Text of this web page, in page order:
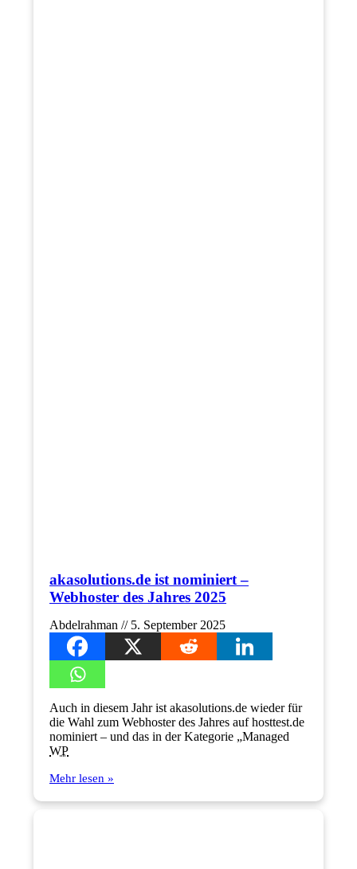
akasolutions.de ist nominiert –
Webhoster des Jahres 2025
Abdelrahman 5. September 2025
Auch in diesem Jahr ist akasolutions.de wieder für
die Wahl zum Webhoster des Jahres auf hosttest.de
nominiert – und das in der Kategorie „Managed
WP
Mehr lesen »